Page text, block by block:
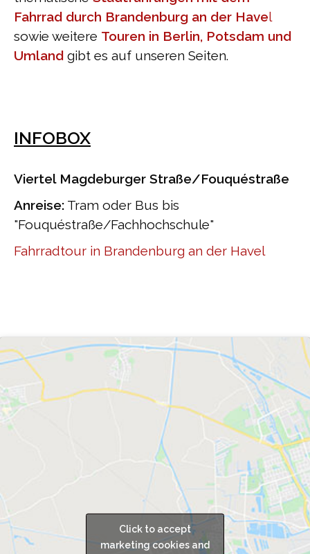
Fahrrad durch Brandenburg an der Havel
sowie weitere Touren in Berlin, Potsdam und
Umland gibt es auf unseren Seiten.
INFOBOX
Viertel Magdeburger Straße/Fouquéstraße
Anreise: Tram oder Bus bis
"Fouquéstraße/Fachhochschule"
Fahrradtour in Brandenburg an der Havel
Click to accept
marketing cookies and